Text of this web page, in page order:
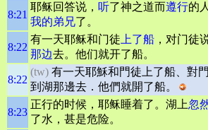
8:21
耶稣回答说， 听了神之道而遵行的
我的弟兄了。
8:22
有一天耶稣和门徒 上了船 ，对门徒
那边去。他们就开了船。
8:22
(tw) 有一天耶穌和門徒上了船、對
到湖那邊去．他們就開了船。
8:23
正行的时候，耶稣睡着了。湖上忽
了水，甚是危险。